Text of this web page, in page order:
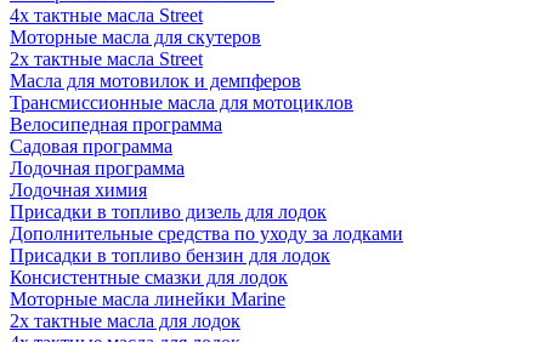
4х тактные масла Street
Моторные масла для скутеров
2х тактные масла Street
Масла для мотовилок и демпферов
Трансмиссионные масла для мотоциклов
Велосипедная программа
Садовая программа
Лодочная программа
Лодочная химия
Присадки в топливо дизель для лодок
Дополнительные средства по уходу за лодками
Присадки в топливо бензин для лодок
Консистентные смазки для лодок
Моторные масла линейки Marine
2х тактные масла для лодок